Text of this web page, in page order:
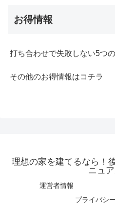
お得情報
打ち合わせで失敗しない5つ
その他のお得情報はコチラ
理想の家を建てるなら！
ニュ
運営者情報
プライバシ